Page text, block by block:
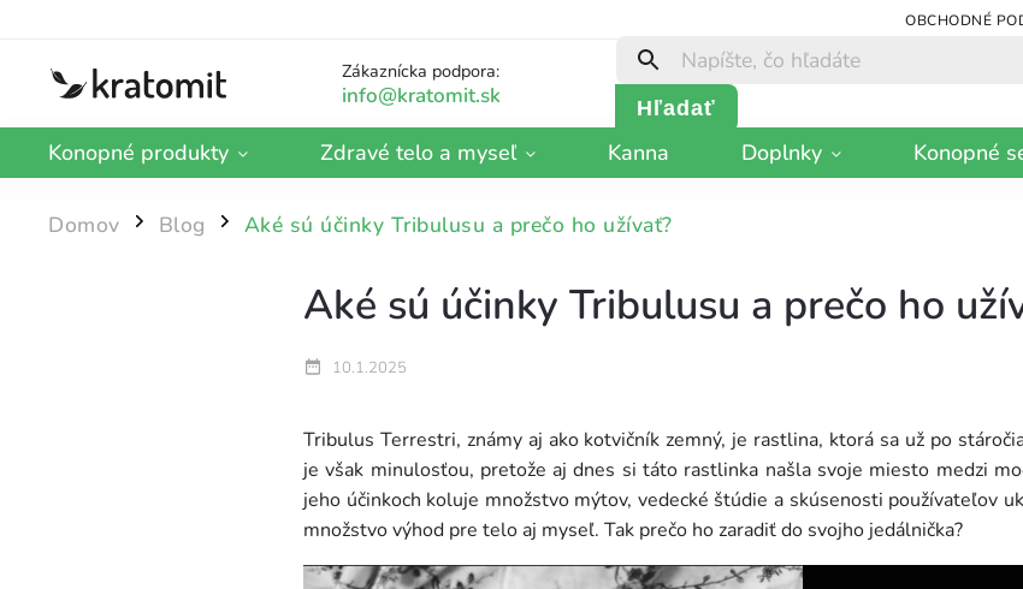
OBCHODNÉ
Zákaznícka podpora:
Hľadať
Konopné produkty Zdravé telo a myseľ Kanna Doplnky Konopné
Domov / Blog / Aké sú účinky Tribulusu a prečo ho užívať?
Aké sú účinky Tribulusu a prečo ho
10.1.2025
Tribulus Terrestri, známy aj ako kotvičník zemný, je rastlina, ktorá sa už po
je však minulosťou, pretože aj dnes si táto rastlinka našla svoje miesto medzi
jeho účinkoch koluje množstvo mýtov, vedecké štúdie a skúsenosti používateľov
množstvo výhod pre telo aj myseľ. Tak prečo ho zaradiť do svojho jedálnička?